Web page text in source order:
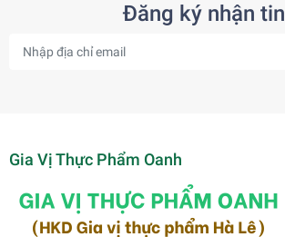
Đăng ký nhận tin
Gia Vị Thực Phẩm Oanh